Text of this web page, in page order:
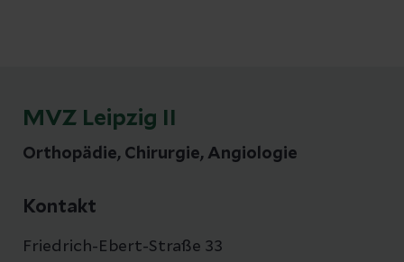
MVZ Leipzig II
Orthopädie, Chirurgie, Angiologie
Kontakt
Friedrich-Ebert-Straße 33